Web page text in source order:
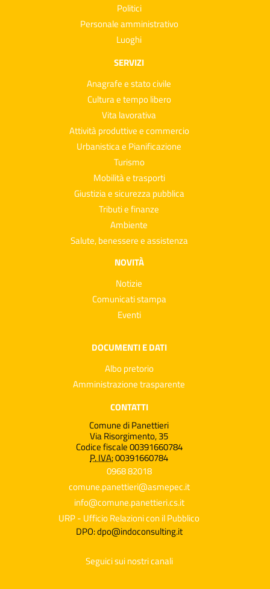
Politici
Personale amministrativo
Luoghi
SERVIZI
Anagrafe e stato civile
Cultura e tempo libero
Vita lavorativa
Attività produttive e commercio
Urbanistica e Pianificazione
Turismo
Mobilità e trasporti
Giustizia e sicurezza pubblica
Tributi e finanze
Ambiente
Salute, benessere e assistenza
NOVITÀ
Notizie
Comunicati stampa
Eventi
DOCUMENTI E DATI
Albo pretorio
Amministrazione trasparente
CONTATTI
Comune di Panettieri
Via Risorgimento, 35
Codice fiscale 00391660784
P. IVA:00391660784
0968 82018
comune.panettieri@asmepec.it
info@comune.panettieri.cs.it
URP - Ufficio Relazioni con il Pubblico
DPO: dpo@indoconsulting.it
Seguici sui nostri canali